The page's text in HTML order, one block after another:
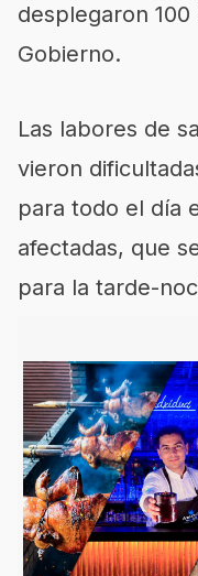
desplegaron
Gobierno.
Las labores de
vieron
para todo el día
afectadas, que
para la tarde-